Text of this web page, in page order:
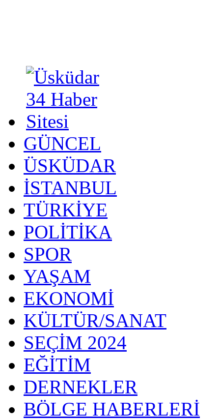
GÜNCEL
ÜSKÜDAR
İSTANBUL
TÜRKİYE
POLİTİKA
SPOR
YAŞAM
EKONOMİ
KÜLTÜR/SANAT
SEÇİM 2024
EĞİTİM
DERNEKLER
BÖLGE HABERLERİ